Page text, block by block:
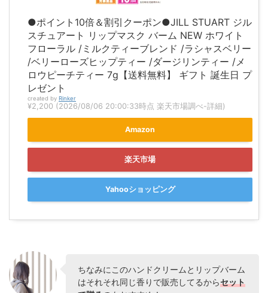
●ポイント10倍＆割引クーポン●JILL STUART ジル
スチュアート リップマスク バーム NEW ホワイト
フローラル /ミルクティーブレンド /ラシャスベリー
/ベリーローズヒップティー /ダージリンティー /メ
ロウピーチティー 7g【送料無料】 ギフト 誕生日 プ
レゼント
created by Rinker
¥2,200 (2026/08/06 20:00:33時点 楽天市場調べ-詳細)
Amazon
楽天市場
Yahooショッピング
ちなみにこのハンドクリームとリップバーム
はそれそれ同じ香りで販売してるからセット